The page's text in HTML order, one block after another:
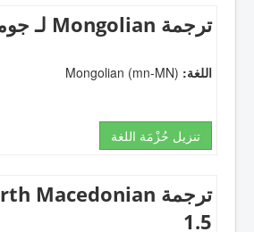
ترجمة Mongolian لـ جوملا 1.5
اللغة:
تنزيل حُزْمَة اللغة
1.5